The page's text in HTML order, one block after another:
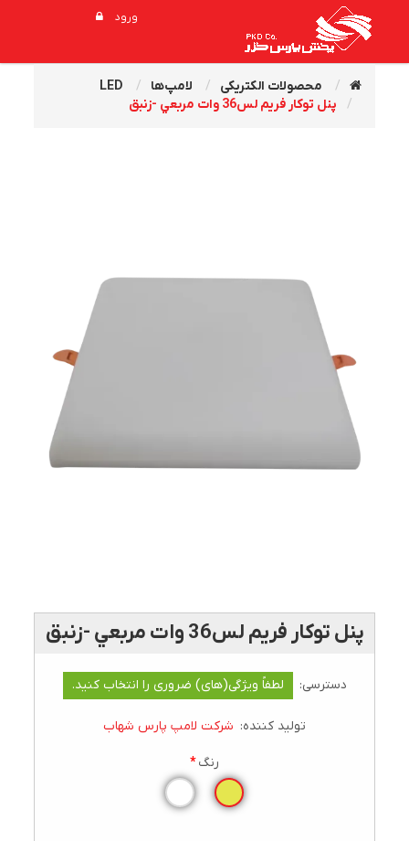
ورود
محصولات الکتریکی لامپ‌ها
LED
پنل توکار فريم لس36 وات مربعي -زنبق
پنل توکار فريم لس36 وات مربعي -زنبق
دسترسی: لطفاً ویژگی(های) ضروری را انتخاب کنید.
تولید کننده: شرکت لامپ پارس شهاب
رنگ *